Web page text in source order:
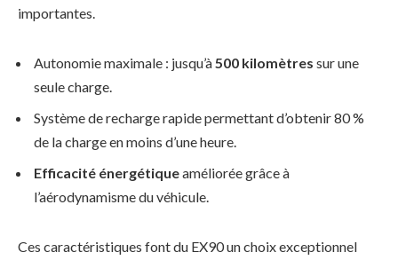
importantes.
Autonomie maximale : jusqu’à500 kilomètres sur une
seule charge.
Système de recharge rapide permettant d’obtenir 80 %
de la charge en moins d’une heure.
Efficacité énergétiqueaméliorée grâce à
l’aérodynamisme du véhicule.
Ces caractéristiques font du EX90 un choix exceptionnel